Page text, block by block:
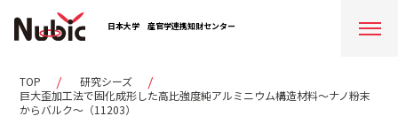
日本大学 産官学連携知財センター
TOP
研究シーズ
巨大歪加工法で固化成形した高比強度純アルミニウム構造材料～ナノ粉末
からバルク～（11203）